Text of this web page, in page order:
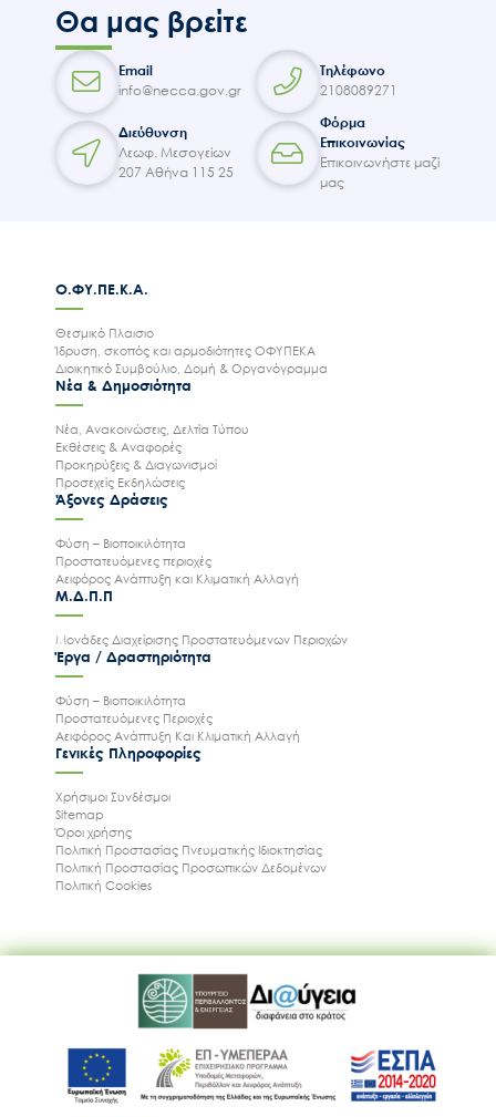
Θα μας βρείτε
Email
info@necca.gov.gr
Τηλέφωνο
2108089271
Διεύθυνση
Λεωφ. Μεσογείων
207 Αθήνα 115 25
Φόρμα
Επικοινωνίας
Επικοινωνήστε μαζί
μας
Ο.ΦΥ.ΠΕ.Κ.Α.
Θεσμικό Πλαισιο
Ίδρυση, σκοπός και αρμοδιότητες ΟΦΥΠΕΚΑ
Διοικητικό Συμβούλιο, Δομή & Οργανόγραμμα
Νέα & Δημοσιότητα
Νέα, Ανακοινώσεις, Δελτία Τύπου
Εκθέσεις & Αναφορές
Προκηρύξεις & Διαγωνισμοί
Προσεχείς Εκδηλώσεις
Άξονες Δράσεις
Φύση – Βιοποικιλότητα
Προστατευόμενες περιοχές
Αειφόρος Ανάπτυξη και Κλιματική Αλλαγή
Μ.Δ.Π.Π
Μονάδες Διαχείρισης Προστατευόμενων Περιοχών
Έργα / Δραστηριότητα
Φύση – Βιοποικιλότητα
Προστατευόμενες Περιοχές
Αειφόρος Ανάπτυξη Και Κλιματική Αλλαγή
Γενικές Πληροφορίες
Χρήσιμοι Συνδέσμοι
Sitemap
Όροι χρήσης
Πολιτική Προστασίας Πνευματικής Ιδιοκτησίας
Πολιτική Προστασίας Προσωπικών Δεδομένων
Πολιτική Cookies